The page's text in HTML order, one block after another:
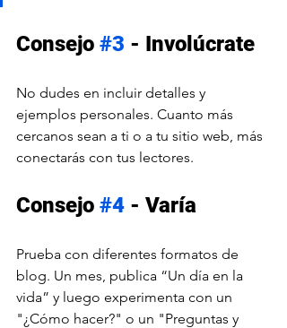
Consejo #3 - Involúcrate
No dudes en incluir detalles y
ejemplos personales. Cuanto más
cercanos sean a ti o a tu sitio web, más
conectarás con tus lectores.
Consejo #4 - Varía
Prueba con diferentes formatos de
blog. Un mes, publica “Un día en la
vida” y luego experimenta con un
"¿Cómo hacer?" o un "Preguntas y